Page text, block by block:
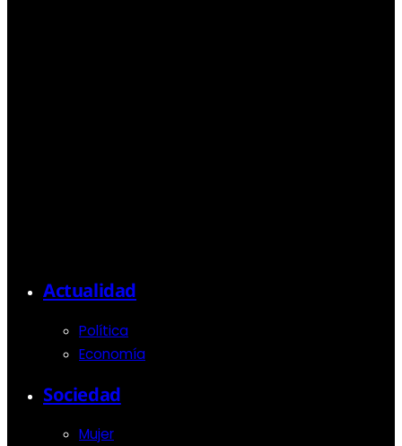
Actualidad
Política
Economía
Sociedad
Mujer